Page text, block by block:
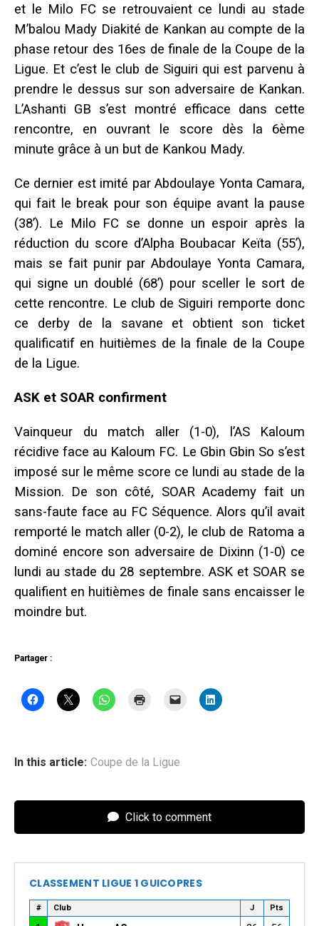
et le Milo FC se retrouvaient ce lundi au stade
M’balou Mady Diakité de Kankan au compte de la
phase retour des 16es de finale de la Coupe de la
Ligue. Et c’est le club de Siguiri qui est parvenu à
prendre le dessus sur son adversaire de Kankan.
L’Ashanti GB s’est montré efficace dans cette
rencontre, en ouvrant le score dès la 6ème
minute grâce à un but de Kankou Mady.
Ce dernier est imité par Abdoulaye Yonta Camara,
qui fait le break pour son équipe avant la pause
(38’). Le Milo FC se donne un espoir après la
réduction du score d’Alpha Boubacar Keïta (55’),
mais se fait punir par Abdoulaye Yonta Camara,
qui signe un doublé (68’) pour sceller le sort de
cette rencontre. Le club de Siguiri remporte donc
ce derby de la savane et obtient son ticket
qualificatif en huitièmes de la finale de la Coupe
de la Ligue.
ASK et SOAR confirment
Vainqueur du match aller (1-0), l’AS Kaloum
récidive face au Kaloum FC. Le Gbin Gbin So s’est
imposé sur le même score ce lundi au stade de la
Mission. De son côté, SOAR Academy fait un
sans-faute face au FC Séquence. Alors qu’il avait
remporté le match aller (0-2), le club de Ratoma a
dominé encore son adversaire de Dixinn (1-0) ce
lundi au stade du 28 septembre. ASK et SOAR se
qualifient en huitièmes de finale sans encaisser le
moindre but.
Partager :
In this article: Coupe de la Ligue
Click to comment
CLASSEMENT LIGUE 1 GUICOPRES
# Club J Pts